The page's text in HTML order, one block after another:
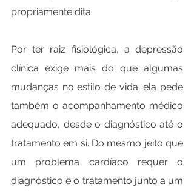
propriamente dita.
Por ter raiz fisiológica, a depressão
clínica exige mais do que algumas
mudanças no estilo de vida: ela pede
também o acompanhamento médico
adequado, desde o diagnóstico até o
tratamento em si. Do mesmo jeito que
um problema cardíaco requer o
diagnóstico e o tratamento junto a um